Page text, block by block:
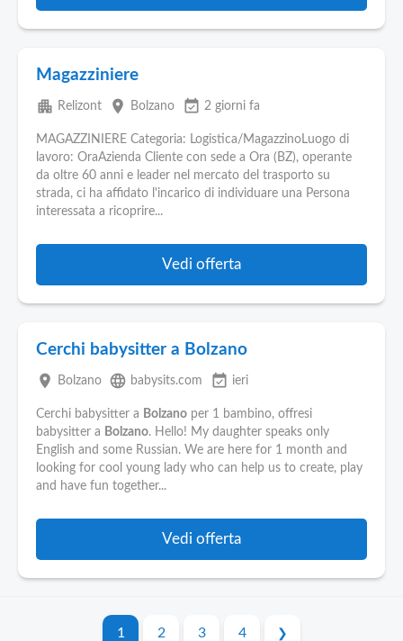
Magazziniere
apartment Relizont place Bolzano event_available 2 giorni fa
MAGAZZINIERE Categoria: Logistica/MagazzinoLuogo di
lavoro: OraAzienda Cliente con sede a Ora (BZ), operante
da oltre 60 anni e leader nel mercato del trasporto su
strada, ci ha affidato l'incarico di individuare una Persona
interessata a ricoprire...
Vedi offerta
Cerchi babysitter a Bolzano
place Bolzano language babysits.com event_available ieri
Cerchi babysitter a Bolzano per 1 bambino, offresi
babysitter a Bolzano. Hello! My daughter speaks only
English and some Russian. We are here for 1 month and
looking for cool young lady who can help us to create, play
and have fun together...
Vedi offerta
1 2 3 4